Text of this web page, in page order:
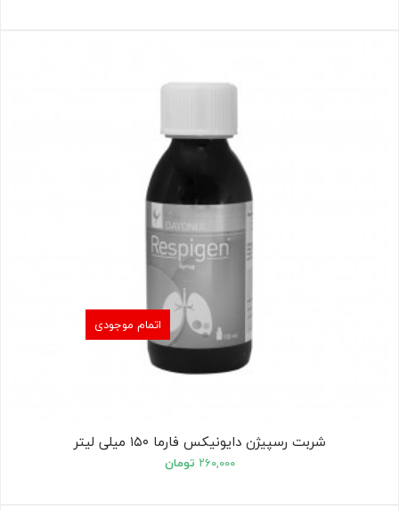
اتمام موجودی
شربت رسپیژن دایونیکس فارما ۱۵۰ میلی لیتر
۲۶۰,۰۰۰ تومان